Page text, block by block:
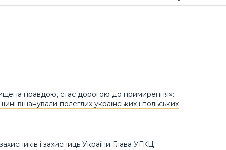
Синоди Єпископів
правдою, стає дорогою до примирення»:
вшанували полеглих українських і польських
і захисниць України Глава УГКЦ